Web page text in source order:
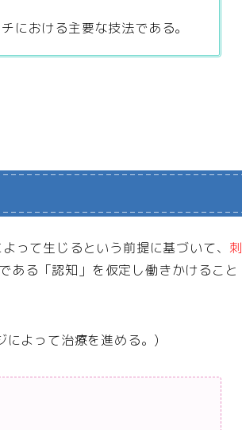
における主要な技法である。
って生じるという前提に基づいて、 刺
ある「認知」を仮定し働きかけること
によって治療を進める。)